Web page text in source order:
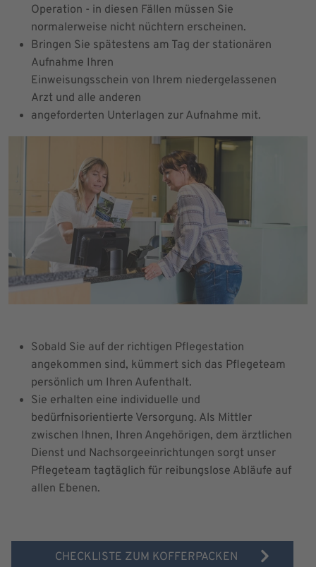
Operation - in diesen Fällen müssen Sie
normalerweise nicht nüchtern erscheinen.
Bringen Sie spätestens am Tag der stationären
Aufnahme Ihren
Einweisungsschein von Ihrem niedergelassenen
Arzt und alle anderen
angeforderten Unterlagen zur Aufnahme mit.
Sobald Sie auf der richtigen Pflegestation
angekommen sind, kümmert sich das Pflegeteam
persönlich um Ihren Aufenthalt.
Sie erhalten eine individuelle und
bedürfnisorientierte Versorgung. Als Mittler
zwischen Ihnen, Ihren Angehörigen, dem ärztlichen
Dienst und Nachsorgeeinrichtungen sorgt unser
Pflegeteam tagtäglich für reibungslose Abläufe auf
allen Ebenen.
CHECKLISTE ZUM KOFFERPACKEN